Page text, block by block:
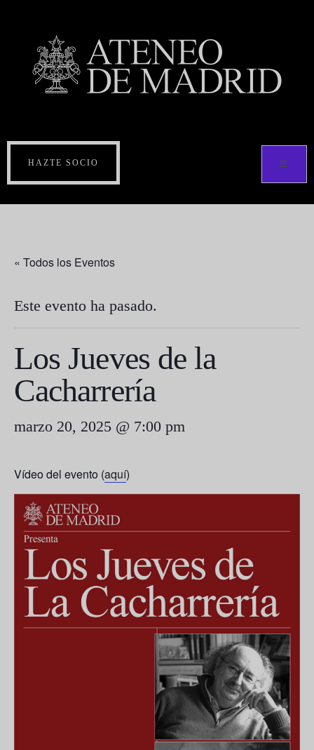
HAZTE SOCIO
« Todos los Eventos
Este evento ha pasado.
Los Jueves de la
Cacharrería
marzo 20, 2025 @ 7:00 pm
Vídeo del evento (aquí)